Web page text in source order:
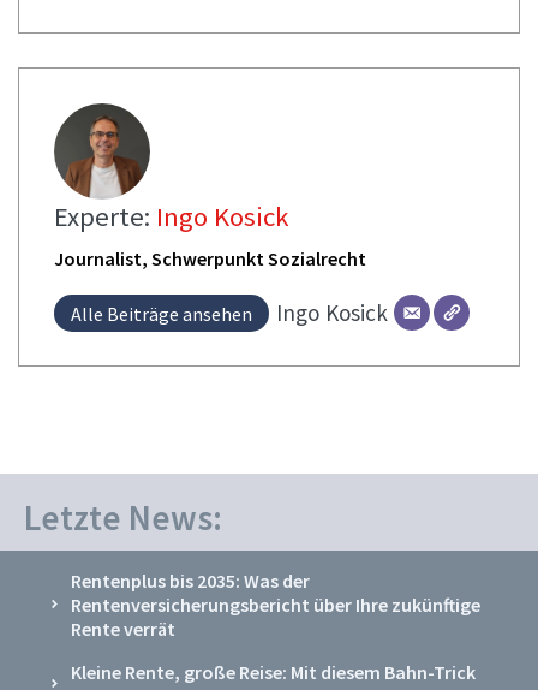
Experte: Ingo Kosick
Journalist, Schwerpunkt Sozialrecht
Alle Beiträge ansehen Ingo Kosick
Letzte News:
Rentenplus bis 2035: Was der
Rentenversicherungsbericht über Ihre zukünftige
Rente verrät
Kleine Rente, große Reise: Mit diesem Bahn-Trick